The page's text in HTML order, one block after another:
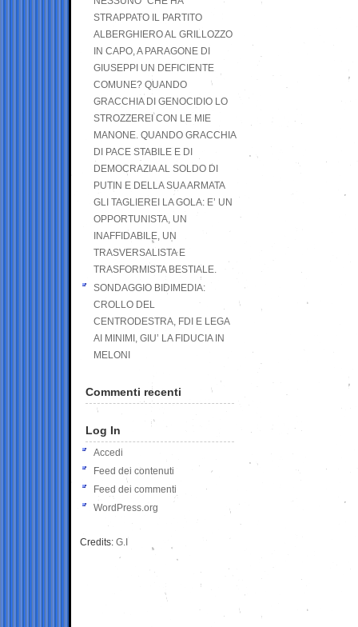
STRAPPATO IL PARTITO
ALBERGHIERO AL GRILLOZZO
IN CAPO, A PARAGONE DI
GIUSEPPI UN DEFICIENTE
COMUNE? QUANDO
GRACCHIA DI GENOCIDIO LO
STROZZEREI CON LE MIE
MANONE. QUANDO GRACCHIA
DI PACE STABILE E DI
DEMOCRAZIA AL SOLDO DI
PUTIN E DELLA SUA ARMATA
GLI TAGLIEREI LA GOLA: E’ UN
OPPORTUNISTA, UN
INAFFIDABILE, UN
TRASVERSALISTA E
TRASFORMISTA BESTIALE.
SONDAGGIO BIDIMEDIA:
CROLLO DEL
CENTRODESTRA, FDI E LEGA
AI MINIMI, GIU’ LA FIDUCIA IN
MELONI
Commenti recenti
Log In
Accedi
Feed dei contenuti
Feed dei commenti
WordPress.org
Credits: G.I